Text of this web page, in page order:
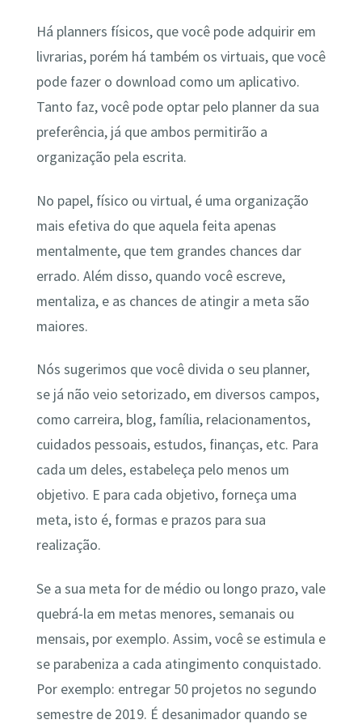
Há planners físicos, que você pode adquirir em
livrarias, porém há também os virtuais, que você
pode fazer o download como um aplicativo.
Tanto faz, você pode optar pelo planner da sua
preferência, já que ambos permitirão a
organização pela escrita.
No papel, físico ou virtual, é uma organização
mais efetiva do que aquela feita apenas
mentalmente, que tem grandes chances dar
errado. Além disso, quando você escreve,
mentaliza, e as chances de atingir a meta são
maiores.
Nós sugerimos que você divida o seu planner,
se já não veio setorizado, em diversos campos,
como carreira, blog, família, relacionamentos,
cuidados pessoais, estudos, finanças, etc. Para
cada um deles, estabeleça pelo menos um
objetivo. E para cada objetivo, forneça uma
meta, isto é, formas e prazos para sua
realização.
Se a sua meta for de médio ou longo prazo, vale
quebrá-la em metas menores, semanais ou
mensais, por exemplo. Assim, você se estimula e
se parabeniza a cada atingimento conquistado.
Por exemplo: entregar 50 projetos no segundo
semestre de 2019. É desanimador quando se